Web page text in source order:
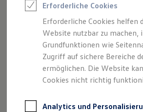
Fahrzeuge online kaufen
Digitaler Marktplatz
Kauf & Finanzierung
Online-Fahrzeugbewertung
Aktionen & Angebote
E-Auto-Förderung
Für Privatkunden
Für Gewerbekunden
Profi Paket
ProfiPartner für
Sonderzahlung
48
Jährliche
Fahrleistung
Leasingrate mtl.
Erforderliche Cookies
Erforderliche Cookies helfen
Website nutzbar zu machen,
Grundfunktionen wie
Zugriff auf sichere Bereiche
ermöglichen. Die Website
Cookies nicht richtig
Analytics und